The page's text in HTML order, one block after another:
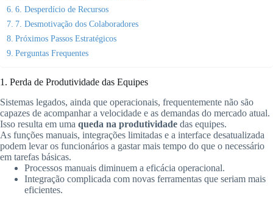
6. Desperdício de Recursos
7. Desmotivação dos Colaboradores
Próximos Passos Estratégicos
Perguntas Frequentes
1. Perda de Produtividade das Equipes
Sistemas legados, ainda que operacionais, frequentemente não são
capazes de acompanhar a velocidade e as demandas do mercado atual.
Isso resulta em uma queda na produtividade das equipes.
As funções manuais, integrações limitadas e a interface desatualizada
podem levar os funcionários a gastar mais tempo do que o necessário
em tarefas básicas.
Processos manuais diminuem a eficácia operacional.
Integração complicada com novas ferramentas que seriam mais
eficientes.